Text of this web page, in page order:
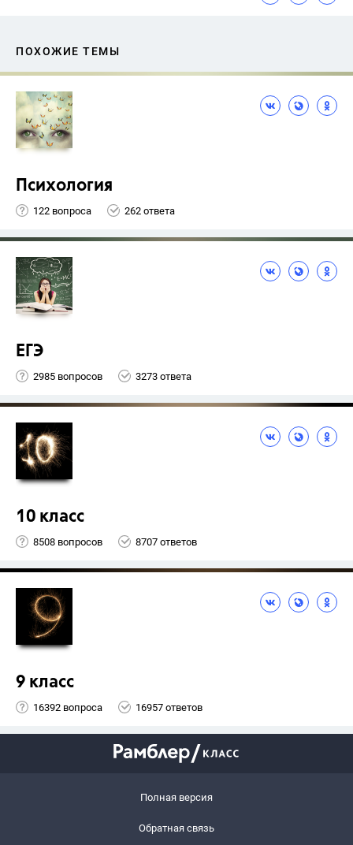
ПОХОЖИЕ ТЕМЫ
Психология
122 вопроса 262 ответа
ЕГЭ
2985 вопросов 3273 ответа
10 класс
8508 вопросов 8707 ответов
9 класс
16392 вопроса 16957 ответов
Полная версия
Обратная связь